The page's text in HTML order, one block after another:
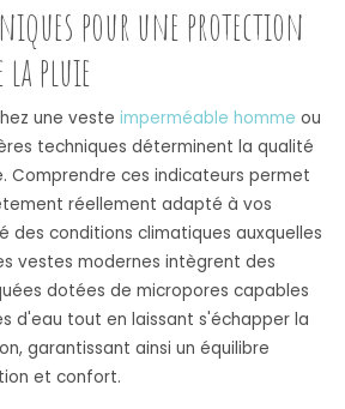
pour une protection
pluie
une veste imperméable homme ou
techniques déterminent la qualité
ces indicateurs permet
réellement adapté à vos
des conditions climatiques auxquelles
vestes modernes intègrent des
dotées de micropores capables
d'eau tout en laissant s'échapper la
garantissant ainsi un équilibre
et confort.